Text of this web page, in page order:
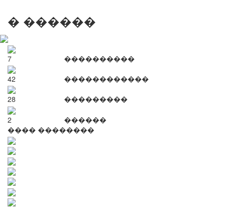
� ������
7 ����������
42 ������������
28 ���������
2
������
���� ��������